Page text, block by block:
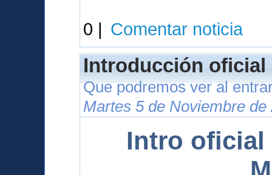
0 | Comentar noticia
Introducción oficial
Que podremos ver al
Martes 5 de Noviembre
Intro oficial